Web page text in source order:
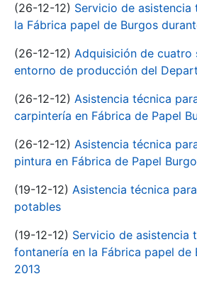
(26-12-12) Servicio de
la Fábrica papel de Burgos
(26-12-12) Adquisición de cuatro
entorno de producción del
(26-12-12) Asistencia técnica
carpintería en Fábrica de Papel
(26-12-12) Asistencia técnica
pintura en Fábrica de Papel
(19-12-12) Asistencia técnica
potables
(19-12-12) Servicio de asistencia
fontanería en la Fábrica papel de
2013